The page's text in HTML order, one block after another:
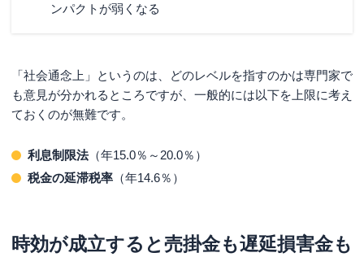
ンパクトが弱くなる
「社会通念上」というのは、どのレベルを指すのかは専門家で
も意見が分かれるところですが、一般的には以下を上限に考え
ておくのが無難です。
利息制限法（年15.0％～20.0％）
税金の延滞税率 （年14.6％）
時効が成立すると売掛金も遅延損害金も